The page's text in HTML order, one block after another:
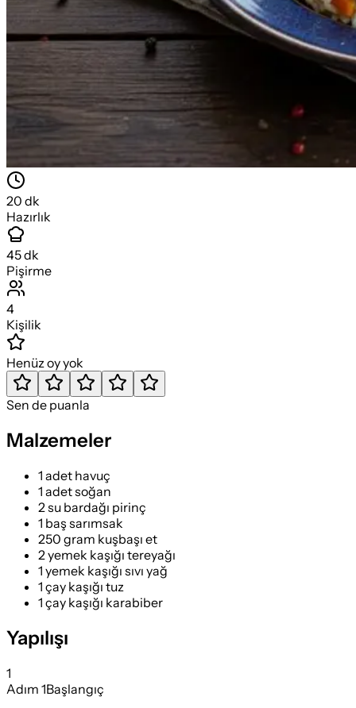
20 dk
Hazırlık
45dk
Pişirme
4
Kişilik
Henüz oy yok
Sen de puanla
Malzemeler
1 adet havuç
1 adet soğan
2 su bardağı pirinç
1 baş sarımsak
250 gram kuşbaşı et
2 yemek kaşığı tereyağı
1 yemek kaşığı sıvı yağ
1 çay kaşığı tuz
1 çay kaşığı karabiber
Yapılışı
1
Adım 1Başlangıç